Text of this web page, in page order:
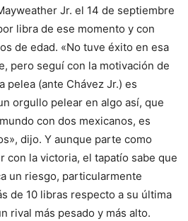
Jr. el 14 de septiembre
libra de ese momento y con
de edad. «No tuve éxito en esa
pero seguí con la motivación de
pelea (ante Chávez Jr.) es
orgullo pelear en algo así, que
con dos mexicanos, es
dijo. Y aunque parte como
con la victoria, el tapatío sabe que
un riesgo, particularmente
de 10 libras respecto a su última
rival más pesado y más alto.